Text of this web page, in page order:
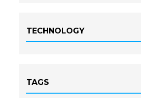
TECHNOLOGY
TAGS